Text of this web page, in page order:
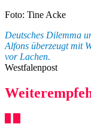
Foto: Tine Acke
Deutsches Dilemma
Alfons überzeugt mit
vor Lachen.
Westfalenpost